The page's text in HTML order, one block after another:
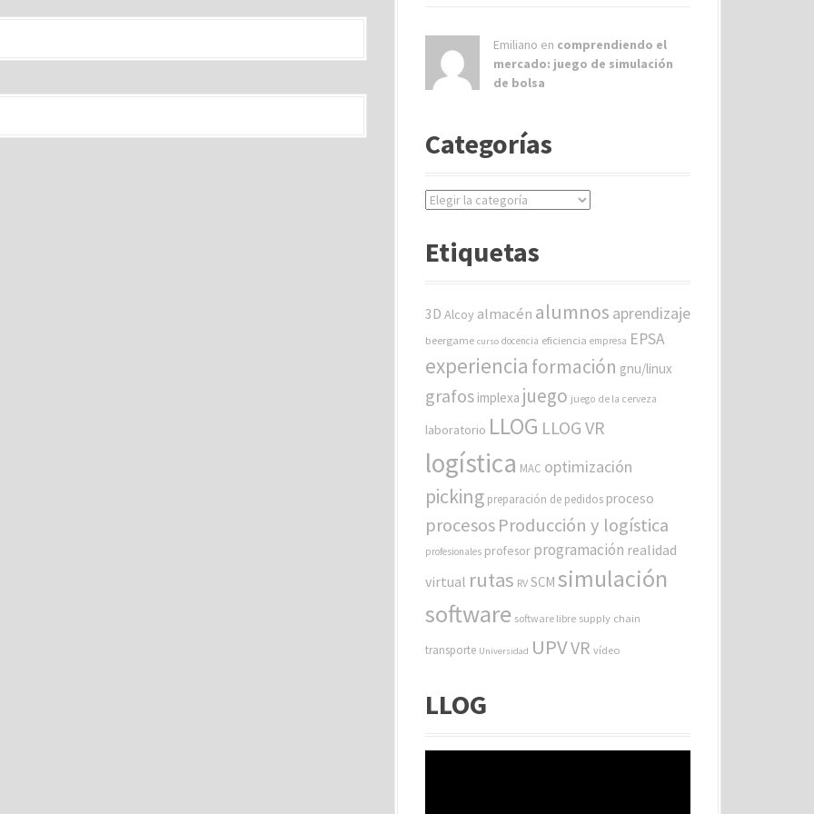
Emiliano en comprendiendo el
mercado: juego de simulación
de bolsa
Categorías
C
e
r
s
Etiquetas
3D Alcoy almacén alumnos aprendizaje
beergame curso docencia eficiencia empresa EPSA
experiencia formación gnu/linux
grafos implexa juego juego de la cerveza
laboratorio LLOG LLOG VR
logística MAC optimización
picking preparación de pedidos proceso
procesosProducción y logística
profesionales profesor programación realidad
virtual rutas RV SCM simulación
software software libre supply chain
transporte Universidad UPVVR vídeo
LLOG